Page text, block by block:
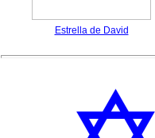
Estrella de David